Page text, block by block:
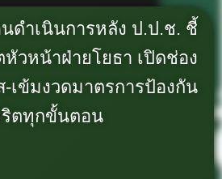
ดำเนินการหลัง ป.ป.ช. ชี้
วหน้าฝ่ายโยธา เปิดช่อง
-เข้มงวดมาตรการป้องกัน
ตทุกขั้นตอน